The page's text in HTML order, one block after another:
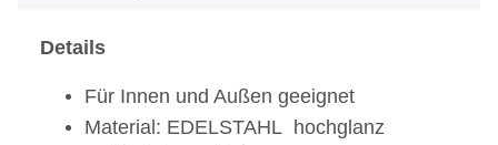
Details
Für Innen und Außen geeignet
Material: EDELSTAHL hochglanz